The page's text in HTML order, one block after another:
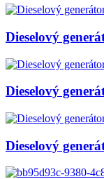
Dieselový
Dieselový
Dieselový